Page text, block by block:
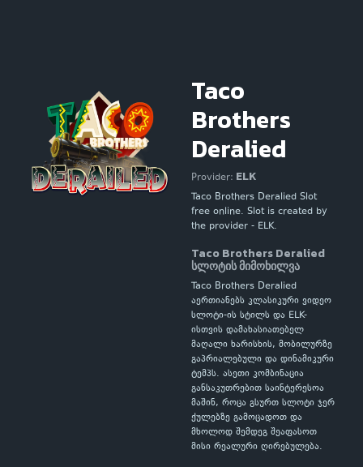
Taco
Brothers
Deralied
Provider: ELK
Taco Brothers Deralied Slot
free online. Slot is created by
the provider - ELK.
Taco Brothers Deralied
სლოტის მიმოხილვა
Taco Brothers Deralied
აერთიანებს კლასიკური ვიდეო
სლოტი-ის სტილს და ELK-
ისთვის დამახასიათებელ
მაღალი ხარისხის, მობილურზე
გაპრიალებული და დინამიკური
ტემპს. ასეთი კომბინაცია
განსაკუთრებით საინტერესოა
მაშინ, როცა გსურთ სლოტი ჯერ
ქულებზე გამოცადოთ და
მხოლოდ შემდეგ შეაფასოთ
მისი რეალური ღირებულება.